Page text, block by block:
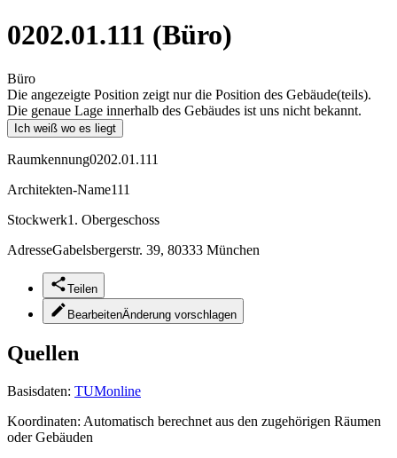
0202.01.111 (Büro)
Büro
Die angezeigte Position zeigt nur die Position des Gebäude(teils).
Die genaue Lage innerhalb des Gebäudes ist uns nicht bekannt.
Ich weiß wo es liegt
Raumkennung0202.01.111
Architekten-Name111
Stockwerk1. Obergeschoss
AdresseGabelsbergerstr. 39, 80333 München
Teilen
BearbeitenÄnderung vorschlagen
Quellen
Basisdaten: TUMonline
Koordinaten: Automatisch berechnet aus den zugehörigen Räumen
oder Gebäuden